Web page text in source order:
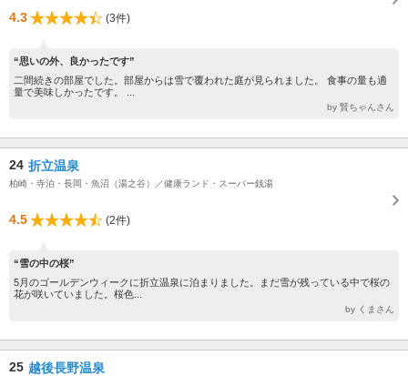
4.3 (3件)
“思いの外、良かったです”
二間続きの部屋でした。部屋からは雪で覆われた庭が見られました。 食事の量も適
量で美味しかったです。 ...
by 賢ちゃんさん
24 折立温泉
柏崎・寺泊・長岡・魚沼（湯之谷）／健康ランド・スーパー銭湯
4.5 (2件)
“雪の中の桜”
5月のゴールデンウィークに折立温泉に泊まりました。まだ雪が残っている中で桜の
花が咲いていました。桜色...
by くまさん
25 越後長野温泉